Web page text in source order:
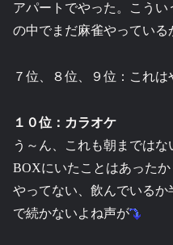
アパートでやった。こう
の中でまだ麻雀やっている
７位、８位、９位：これは
１０位：カラオケ
う～ん、これも朝までは
BOXにいたことはあった
やってない、飲んでいるか
で続かないよね声が